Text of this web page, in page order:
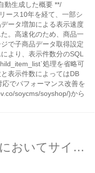
動生成した概要 **/
ース10年を経て、一部シ
ータ増加による表示速度
。高速化のため、商品一
で子商品データ取得設定
より、表示件数分のSQL
処理を省略可
表示件数によってはDB
でパフォーマンス改善を
soycms/soyshop/)から
イネは長い育種の歴史においてサイトカイニン含量が増えた